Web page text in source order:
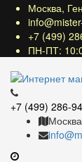
Москва,
+7 (499)
ПН-ПТ:
+7 (499) 286-